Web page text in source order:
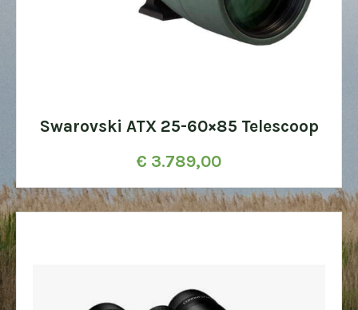
Swarovski ATX 25-60×85 Telescoop
€ 3.789,00